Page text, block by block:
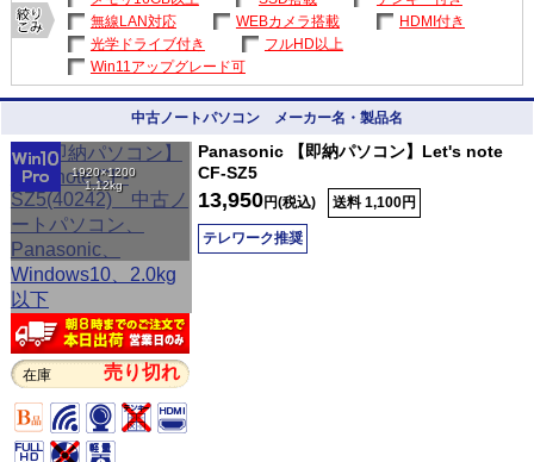
無線LAN対応
WEBカメラ搭載
HDMI付き
光学ドライブ付き
フルHD以上
Win11アップグレード可
中古ノートパソコン メーカー名・製品名
1920×1200
1.12kg
在庫 売り切れ
Panasonic 【即納パソコン】Let's note
CF-SZ5
13,950円(税込) 送料 1,100円
テレワーク推奨